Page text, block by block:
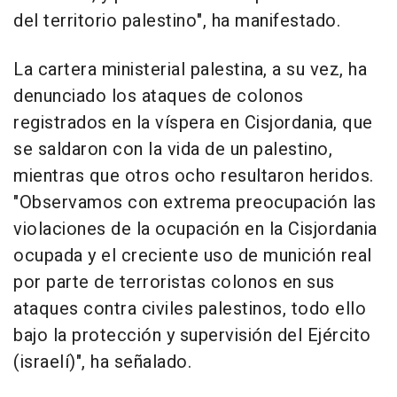
del territorio palestino", ha manifestado.
La cartera ministerial palestina, a su vez, ha
denunciado los ataques de colonos
registrados en la víspera en Cisjordania, que
se saldaron con la vida de un palestino,
mientras que otros ocho resultaron heridos.
"Observamos con extrema preocupación las
violaciones de la ocupación en la Cisjordania
ocupada y el creciente uso de munición real
por parte de terroristas colonos en sus
ataques contra civiles palestinos, todo ello
bajo la protección y supervisión del Ejército
(israelí)", ha señalado.